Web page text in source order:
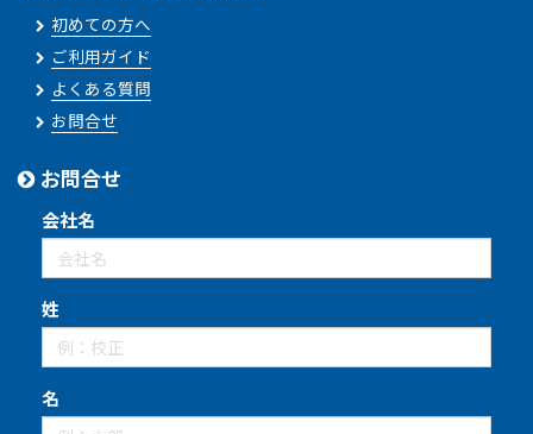
初めての方へ
ご利用ガイド
よくある質問
お問合せ
お問合せ
会社名
姓
名